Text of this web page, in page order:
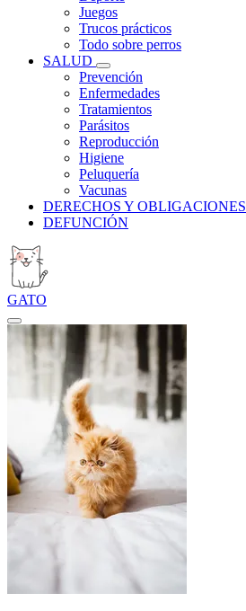
Juegos
Trucos prácticos
Todo sobre perros
SALUD
Prevención
Enfermedades
Tratamientos
Parásitos
Reproducción
Higiene
Peluquería
Vacunas
DERECHOS Y OBLIGACIONES
DEFUNCIÓN
GATO